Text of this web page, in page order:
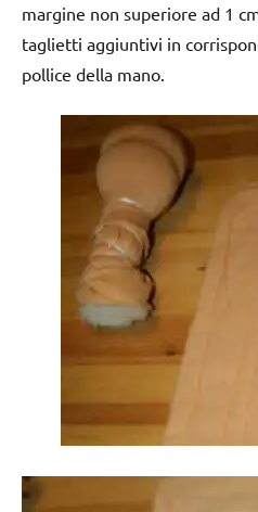
margine non superiore ad 1
taglietti aggiuntivi in
pollice della mano.